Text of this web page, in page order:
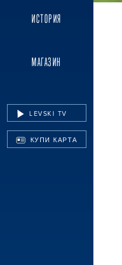
ИСТОРИЯ
МАГАЗИН
LEVSKI TV
КУПИ КАРТА